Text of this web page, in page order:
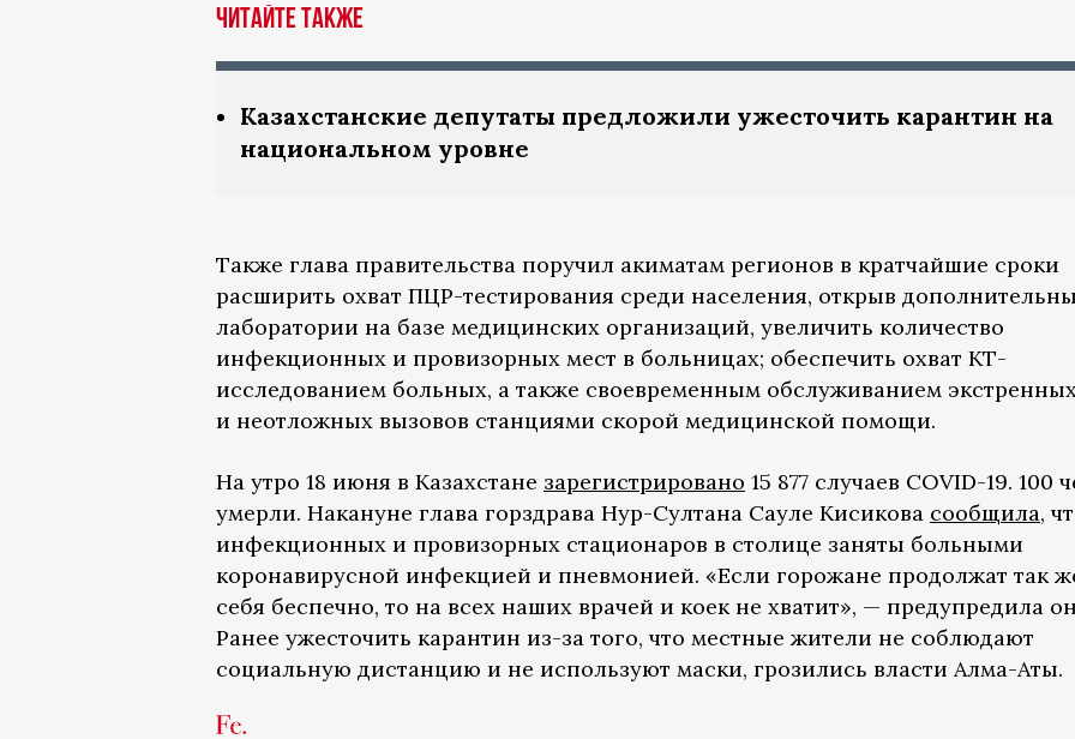
ЧИТАЙТЕ ТАКЖЕ
Казахстанские депутаты предложили ужесточить карантин на
национальном уровне
Также глава правительства поручил акиматам регионов в кратчайшие сроки
расширить охват ПЦР-тестирования среди населения, открыв
лаборатории на базе медицинских организаций, увеличить количество
инфекционных и провизорных мест в больницах; обеспечить охват КТ-
исследованием больных, а также своевременным обслуживанием
и неотложных вызовов станциями скорой медицинской помощи.
На утро 18 июня в Казахстане зарегистрировано 15 877 случаев COVID-19. 100
умерли. Накануне глава горздрава Нур-Султана Сауле Кисикова сообщила,
инфекционных и провизорных стационаров в столице заняты больными
коронавирусной инфекцией и пневмонией. «Если горожане продолжат так
себя беспечно, то на всех наших врачей и коек не хватит», — предупредила
Ранее ужесточить карантин из-за того, что местные жители не соблюдают
социальную дистанцию и не используют маски, грозились власти Алма-Аты.